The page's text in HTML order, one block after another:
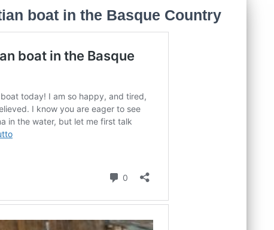
boat in the Basque Country